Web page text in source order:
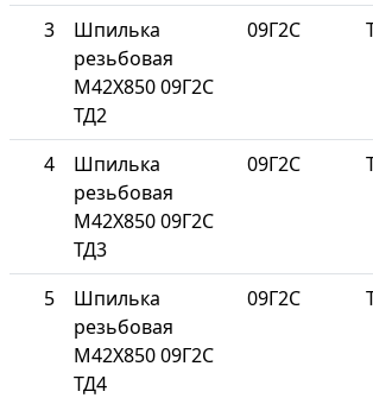
3
Шпилька
резьбовая
М42Х850 09Г2С
ТД2
09Г2С
4
Шпилька
резьбовая
М42Х850 09Г2С
ТД3
09Г2С
5
Шпилька
резьбовая
М42Х850 09Г2С
ТД4
09Г2С